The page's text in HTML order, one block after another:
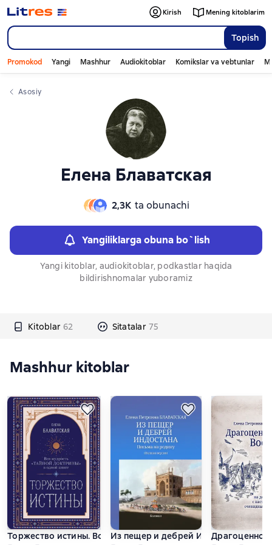
Topish
Kirish Mening kitoblarim
Promokod Yangi Mashhur Audiokitoblar Komikslar va vebtunlar
Asosiy
Елена Блаватская
2,3К ta obunachi
Yangiliklarga obuna bo`lish
Yangi kitoblar, audiokitoblar, podkastlar haqida
bildirishnomalar yuboramiz
Kitoblar 62 Sitatalar 75
Слайдер с книгами
Mashhur kitoblar
Торжество истины. Вся мудрость «Тайной доктрины» в
Из пещер и дебрей Индостана.
Слайдер с книгами